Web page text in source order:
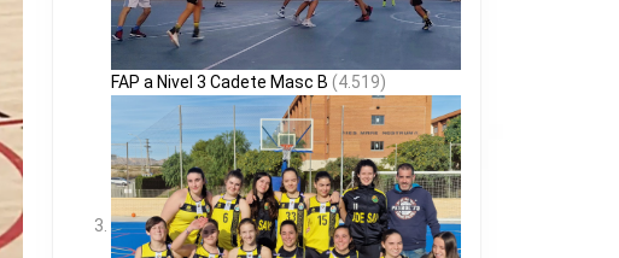
FAP a Nivel 3 Cadete Masc B (4.519)